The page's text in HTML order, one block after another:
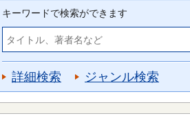
キーワードで検索ができます
詳細検索 ジャンル検索